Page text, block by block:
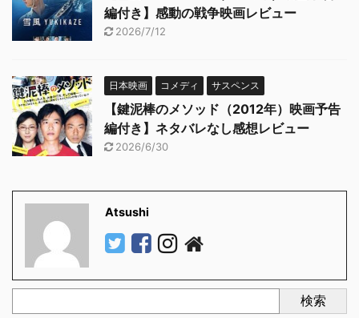
編付き】感動の戦争映画レビュー
2026/7/12
日本映画 コメディ サスペンス
【鍵泥棒のメソッド（2012年）映画予告
編付き】ネタバレなし感想レビュー
2026/6/30
Atsushi
検索